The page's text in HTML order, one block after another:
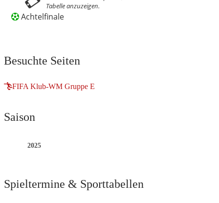
Achtelfinale
Besuchte Seiten
FIFA Klub-WM Gruppe E
Saison
2025
Spieltermine & Sporttabellen